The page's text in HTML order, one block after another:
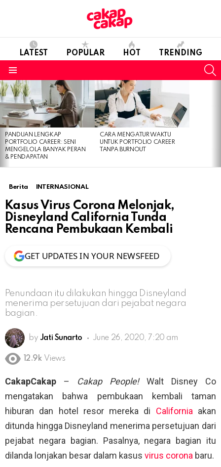
LATEST POPULAR HOT TRENDING
LATEST
STORIES
PANDUAN LENGKAP
PORTFOLIO CAREER: SENI
MENGELOLA BANYAK PERAN
& PENDAPATAN
CARA MENGATUR WAKTU
UNTUK PORTFOLIO CAREER
TANPA BURNOUT
Berita INTERNASIONAL
Kasus Virus Corona Melonjak,
Disneyland California Tunda
Rencana Pembukaan Kembali
GET UPDATES IN YOUR NEWSFEED
Penundaan itu dilakukan hingga Disneyland
menerima persetujuan dari pejabat negara
bagian.
by Jati Sunarto June 26, 2020, 7:20 am
12.9k Views
CakapCakap – Cakap People!Walt Disney Co
mengatakan bahwa pembukaan kembali taman
hiburan dan hotel resor mereka di Californiaakan
ditunda hingga Disneyland menerima persetujuan dari
pejabat negara bagian. Pasalnya, negara bagian itu
dilanda lonjakan besar dalam kasus virus corona baru.